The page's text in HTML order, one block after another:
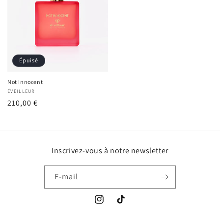
Épuisé
Not Innocent
Fournisseur :
ÉVEILLEUR
Prix
210,00 €
Inscrivez-vous à notre newsletter
E-mail
InstagramTikTok